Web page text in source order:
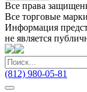
Все права
Все торговые
Информация
не является
(812) 980-05-81